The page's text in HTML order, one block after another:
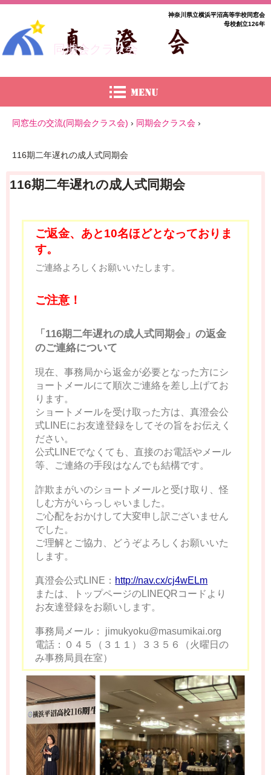
同期会クラス会
神奈川県立横浜平沼高等学校同窓会
母校創立126年
同窓生の交流(同期会クラス会) › 同期会クラス会 ›
116期二年遅れの成人式同期会
116期二年遅れの成人式同期会
ご返金、あと10名ほどとなっておりま
す。
ご連絡よろしくお願いいたします。
ご注意！
「116期二年遅れの成人式同期会」の返金
のご連絡について
現在、事務局から返金が必要となった方にシ
ョートメールにて順次ご連絡を差し上げてお
ります。
ショートメールを受け取った方は、真澄会公
式LINEにお友達登録をしてその旨をお伝えく
ださい。
公式LINEでなくても、直接のお電話やメール
等、ご連絡の手段はなんでも結構です。
詐欺まがいのショートメールと受け取り、怪
しむ方がいらっしゃいました。
ご心配をおかけして大変申し訳ございません
でした。
ご理解とご協力、どうぞよろしくお願いいた
します。
真澄会公式LINE： http://nav.cx/cj4wELm
または、トップページのLINEQRコードより
お友達登録をお願いします。
事務局メール： jimukyoku@masumikai.org
電話：０４５（３１１）３３５６（火曜日の
み事務局員在室）